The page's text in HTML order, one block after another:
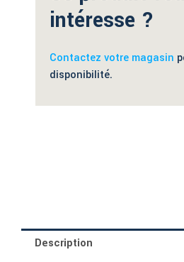
intéresse ?
Contactez votre magasin
disponibilité.
Description